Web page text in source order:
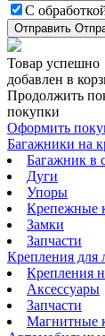
С
Отправить
Товар успешно
добавлен в
Продолжить
покупки
Оформить
Багажники на
Багажник в
Дуги
Упоры
Крепежные
Замки
Запчасти
Крепления для
Крепления
Аксессуары
Запчасти
Магнитные